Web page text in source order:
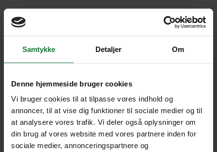
Samtykke Detaljer Om
Denne hjemmeside bruger cookies
Vi bruger cookies til at tilpasse vores indhold og
annoncer, til at vise dig funktioner til sociale medier og til
at analysere vores trafik. Vi deler også oplysninger om
din brug af vores website med vores partnere inden for
sociale medier, annonceringspartnere og
Oh no!
action again.